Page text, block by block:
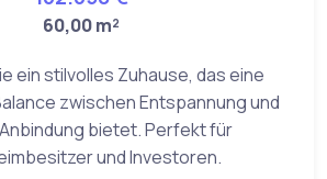
60,00 m²
ein stilvolles Zuhause, das eine
zwischen Entspannung und
bietet. Perfekt für
und Investoren.